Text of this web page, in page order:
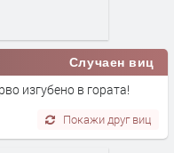
Случаен виц
изгубено в гората!
Покажи друг виц